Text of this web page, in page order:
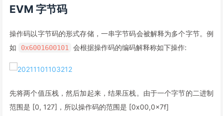
EVM 字节码
操作码以字节码的形式存储，一串字节码会被解释为多个字节。例
如
0x6001600101 会根据操作码的编码解释称如下操作:
先将两个值压栈，然后加起来，结果压栈。由于一个字节的二进制
范围是 [0, 127]，所以操作码的范围是 [0x00,0x7f]